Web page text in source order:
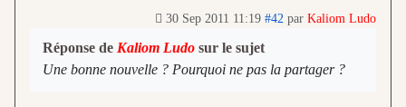
30 Sep 2011 11:19 #42 par Kaliom Ludo
Réponse de Kaliom Ludo sur le sujet
Une bonne nouvelle ? Pourquoi ne pas la partager ?